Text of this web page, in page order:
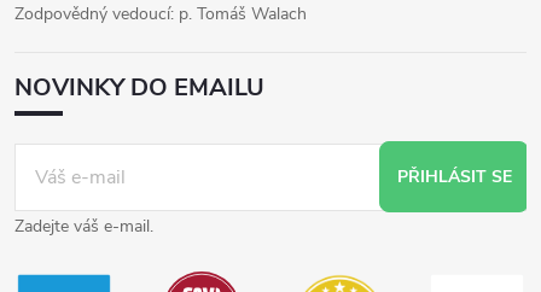
Zodpovědný vedoucí: p. Tomáš Walach
NOVINKY DO EMAILU
PŘIHLÁSIT SE
Zadejte váš e-mail.